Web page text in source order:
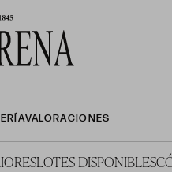
VALORACIONES
LOTES DISPONIBLES